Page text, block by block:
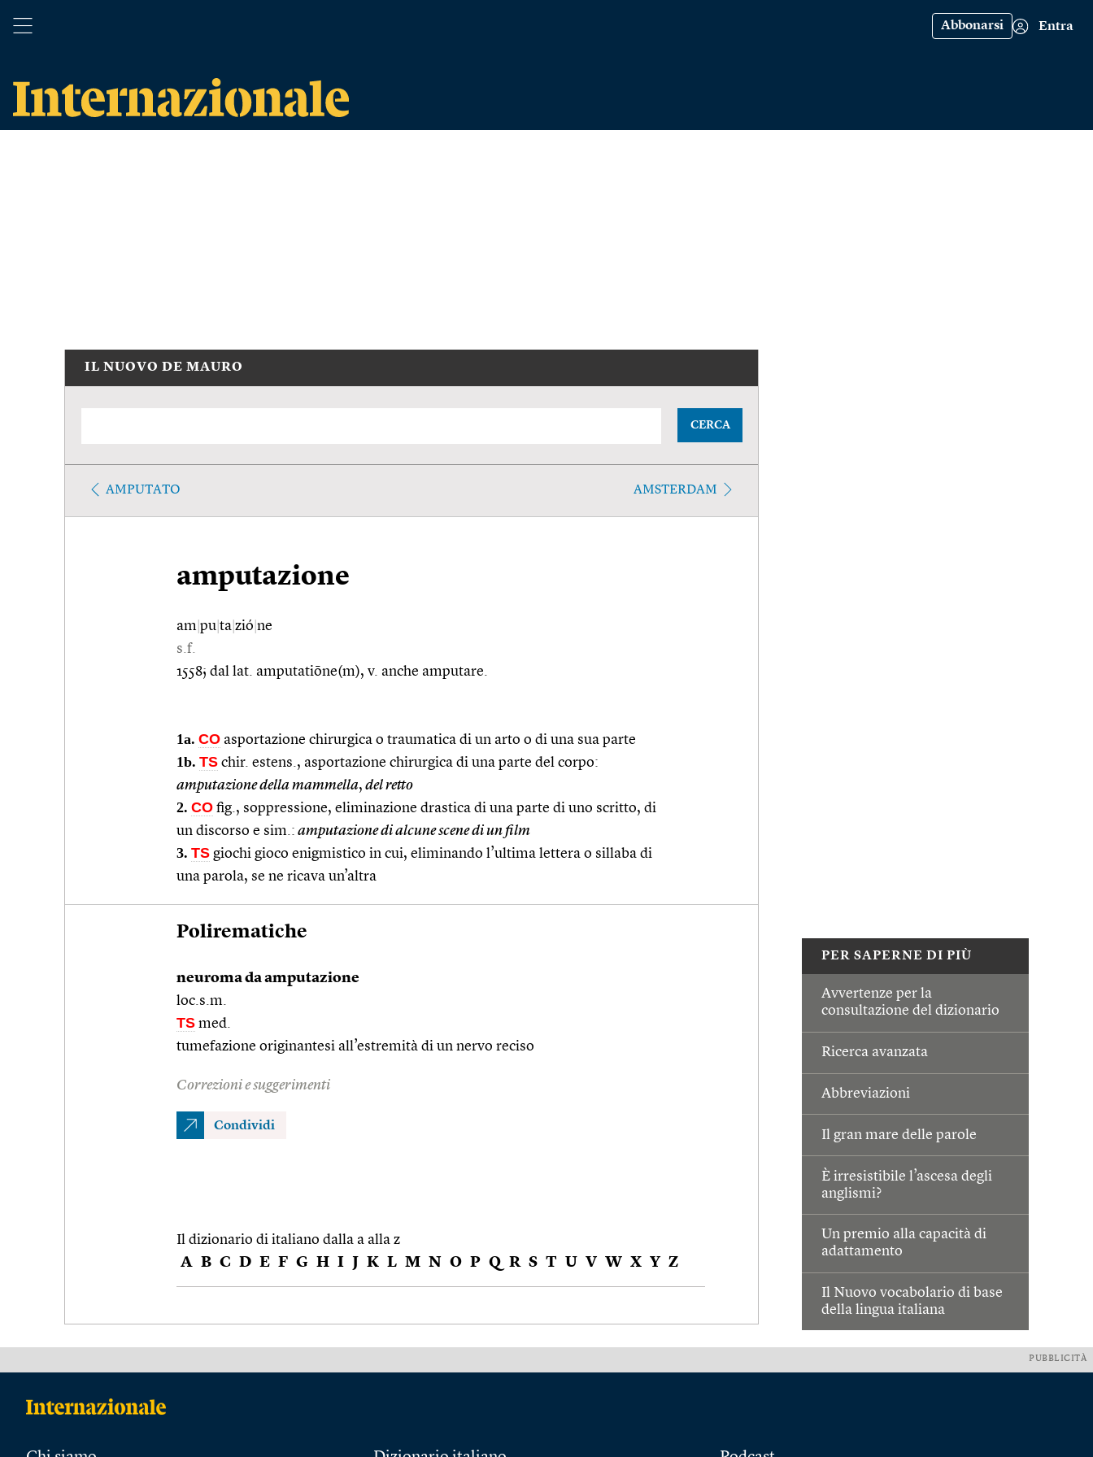
Abbonarsi Entra
PER SAPERNE DI PIÙ
Avvertenze per la
consultazione del dizionario
Ricerca avanzata
Abbreviazioni
Il gran mare delle parole
È irresistibile l’ascesa degli
anglismi?
Un premio alla capacità di
adattamento
Il Nuovo vocabolario di base
della lingua italiana
IL NUOVO DE MAURO
CERCA
AMPUTATO AMSTERDAM
amputazione
am pu ta zió ne
s.f.
1558; dal lat. amputatiōne(m), v. anche amputare.
1a. CO asportazione chirurgica o traumatica di un arto o di una sua parte
1b. TS chir. estens., asportazione chirurgica di una parte del corpo:
amputazione della mammella, del retto
2. CO fig., soppressione, eliminazione drastica di una parte di uno scritto, di
un discorso e sim.: amputazione di alcune scene di un film
3. TS giochi gioco enigmistico in cui, eliminando l’ultima lettera o sillaba di
una parola, se ne ricava un’altra
Polirematiche
neuroma da amputazione
loc.s.m.
TS med.
tumefazione originantesi all’estremità di un nervo reciso
Correzioni e suggerimenti
Condividi
Il dizionario di italiano dalla a alla z
A B C D E F G H I J K L M N O P Q R S T U V W X Y Z
PUBBLICITÀ